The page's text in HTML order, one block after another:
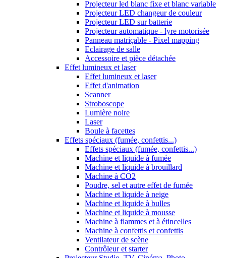
Projecteur led blanc fixe et blanc variable
Projecteur LED changeur de couleur
Projecteur LED sur batterie
Projecteur automatique - lyre motorisée
Panneau matriçable - Pixel mapping
Eclairage de salle
Accessoire et pièce détachée
Effet lumineux et laser
Effet lumineux et laser
Effet d'animation
Scanner
Stroboscope
Lumière noire
Laser
Boule à facettes
Effets spéciaux (fumée, confettis...)
Effets spéciaux (fumée, confettis...)
Machine et liquide à fumée
Machine et liquide à brouillard
Machine à CO2
Poudre, sel et autre effet de fumée
Machine et liquide à neige
Machine et liquide à bulles
Machine et liquide à mousse
Machine à flammes et à étincelles
Machine à confettis et confettis
Ventilateur de scène
Contrôleur et starter